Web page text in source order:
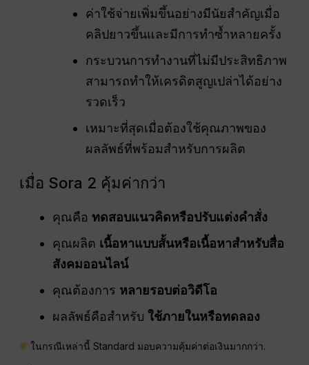
ค่าใช้จ่ายเพิ่มขึ้นอย่างมีนัยสำคัญเมื่อ
คลิปยาวขึ้นและมีการทำซ้ำหลายครั้ง
กระบวนการทำงานที่ไม่มีประสิทธิภาพ
สามารถทำให้เครดิตสูญเปล่าได้อย่าง
รวดเร็ว
เหมาะที่สุดเมื่อต้องใช้คุณภาพของ
ผลลัพธ์ที่พร้อมสำหรับการผลิต
เมื่อ Sora 2 คุ้มค่ากว่า
คุณคือทดสอบแนวคิดหรือปรับแต่งคำสั่ง
คุณผลิต เนื้อหาแบบสั้นหรือเนื้อหาสำหรับสื่อ
สังคมออนไลน์
คุณต้องการ หลายรอบต่อวิดีโอ
ผลลัพธ์คือสำหรับใช้ภายในหรือทดลอง
ในกรณีเหล่านี้ Standard มอบความคุ้มค่าต่อเงินมากกว่า.